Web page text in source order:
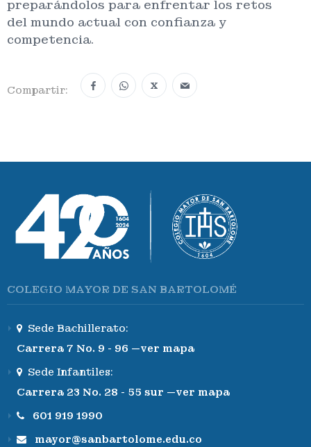
preparándolos para enfrentar los retos
del mundo actual con confianza y
competencia.
Compartir: X
COLEGIO MAYOR DE SAN BARTOLOMÉ
Sede Bachillerato:
Carrera 7 No. 9 - 96 —ver mapa
Sede Infantiles:
Carrera 23 No. 28 - 55 sur —ver mapa
601 919 1990
mayor@sanbartolome.edu.co